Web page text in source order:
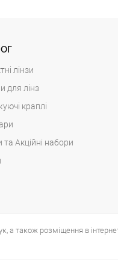
лінзи
для лінз
краплі
Акційні набори
а також розміщення в